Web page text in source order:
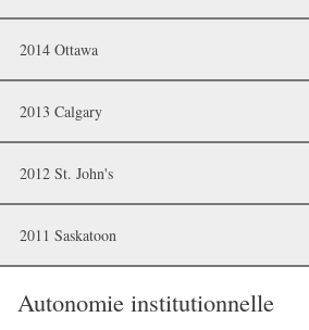
2014 Ottawa
2013 Calgary
2012 St. John's
2011 Saskatoon
Autonomie institutionnelle